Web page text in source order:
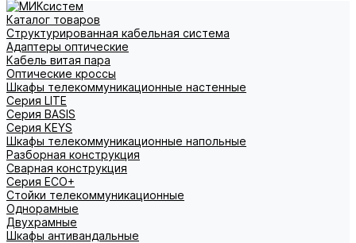
Каталог товаров
Структурированная кабельная система
Адаптеры оптические
Кабель витая пара
Оптические кроссы
Шкафы телекоммуникационные настенные
Cерия LITE
Cерия BASIS
Cерия KEYS
Шкафы телекоммуникационные напольные
Разборная конструкция
Сварная конструкция
Серия ECO+
Стойки телекоммуникационные
Однорамные
Двухрамные
Шкафы антивандальные